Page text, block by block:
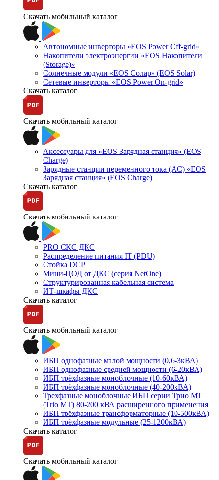
Скачать мобильный каталог
Автономные инверторы «EOS Power Off-grid»
Накопители электроэнергии «EOS Накопители
(Storage)»
Солнечные модули «EOS Солар» (EOS Solar)
Сетевые инверторы «EOS Power On-grid»
Скачать каталог
Скачать мобильный каталог
Аксессуары для «EOS Зарядная станция» (EOS
Charge)
Зарядные станции переменного тока (AC) «EOS
Зарядная станция» (EOS Charge)
Скачать каталог
Скачать мобильный каталог
PRO СКС ДКС
Распределение питания IT (PDU)
Стойка DCP
Мини-ЦОД от ДКС (серия NetOne)
Структурированная кабельная система
ИТ-шкафы ДКС
Скачать каталог
Скачать мобильный каталог
ИБП однофазные малой мощности (0,6-3кВА)
ИБП однофазные средней мощности (6-20кВА)
ИБП трёхфазные моноблочные (10-60кВА)
ИБП трёхфазные моноблочные (40-200кВА)
Трехфазные моноблочные ИБП серии Трио МТ
(Trio MT) 80-200 кВА расширенного применения
ИБП трёхфазные трансформаторные (10-500кВА)
ИБП трёхфазные модульные (25-1200кВА)
Скачать каталог
Скачать мобильный каталог